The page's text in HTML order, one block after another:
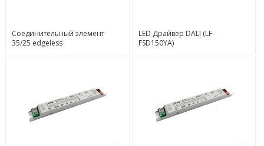
Соединительный элемент
35/25 edgeless
LED Драйвер DALI (LF-
FSD150YA)